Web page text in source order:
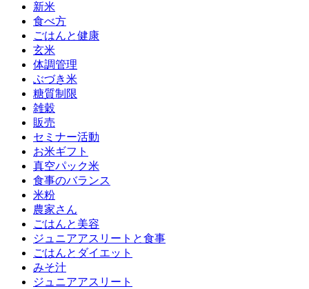
新米
食べ方
ごはんと健康
玄米
体調管理
ぶづき米
糖質制限
雑穀
販売
セミナー活動
お米ギフト
真空パック米
食事のバランス
米粉
農家さん
ごはんと美容
ジュニアアスリートと食事
ごはんとダイエット
みそ汁
ジュニアアスリート